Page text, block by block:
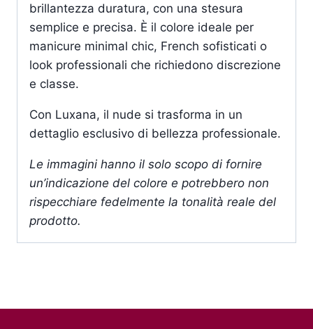
brillantezza duratura, con una stesura
semplice e precisa. È il colore ideale per
manicure minimal chic, French sofisticati o
look professionali che richiedono discrezione
e classe.
Con Luxana, il nude si trasforma in un
dettaglio esclusivo di bellezza professionale.
Le immagini hanno il solo scopo di fornire
un’indicazione del colore e potrebbero non
rispecchiare fedelmente la tonalità reale del
prodotto.